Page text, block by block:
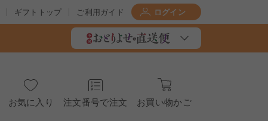
ギフトトップ ご利用ガイド ログイン
お気に入り 注文番号で注文 お買い物かご